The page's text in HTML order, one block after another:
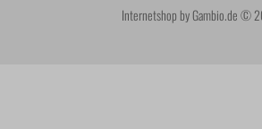
Internetshop by Gambio.de ©